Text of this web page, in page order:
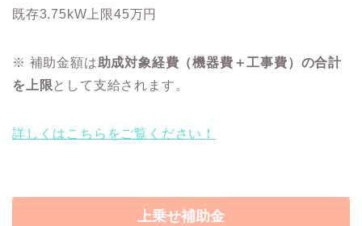
既存3.75kW上限45万円
※ 補助金額は助成対象経費（機器費＋工事費）の合計
を上限 として支給されます。
詳しくはこちらをご覧ください！
上乗せ補助金